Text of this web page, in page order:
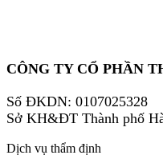
CÔNG TY CỔ PHẦN
Số ĐKDN: 0107025328
Sở KH&ĐT Thành phố
Dịch vụ thẩm định